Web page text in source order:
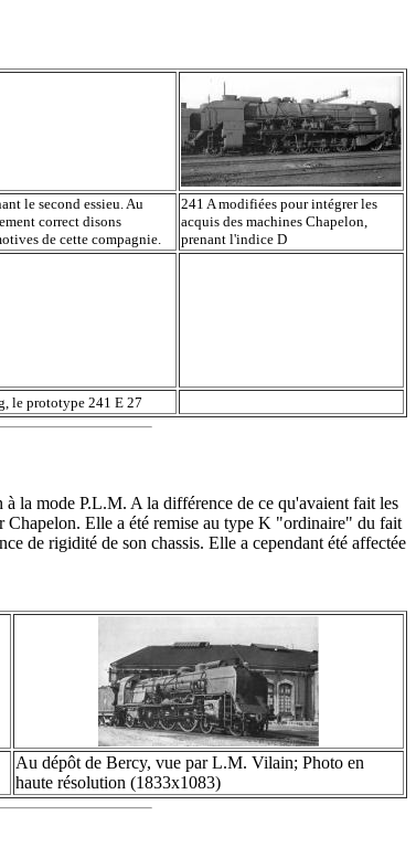
le second essieu. Au
correct disons
de cette compagnie.
241 A modifiées pour intégrer les
acquis des machines Chapelon,
prenant l'indice D
le prototype 241 E 27
la mode P.L.M. A la différence de ce qu'avaient fait les
Chapelon. Elle a été remise au type K "ordinaire" du fait
de rigidité de son chassis. Elle a cependant été affectée
Au dépôt de Bercy, vue par L.M. Vilain; Photo en
haute résolution (1833x1083)